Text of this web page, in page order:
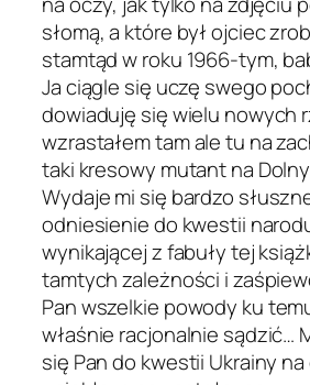
słomą, a które był ojciec
stamtąd w roku 1966-tym,
Ja ciągle się uczę swego
dowiaduję się wielu nowych
wzrastałem tam ale tu na
taki kresowy mutant na
Wydaje mi się bardzo
odniesienie do kwestii
wynikającej z fabuły tej
tamtych zależności i
Pan wszelkie powody ku
właśnie racjonalnie sądzić…
się Pan do kwestii Ukrainy na